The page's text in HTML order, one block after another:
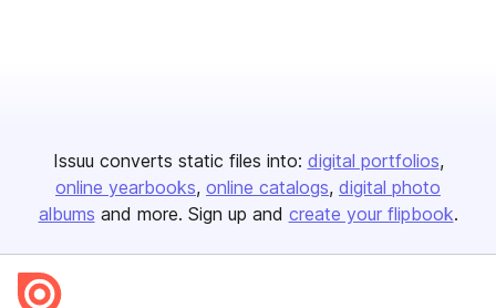
Issuu converts static files into: digital portfolios
online yearbooks online catalogs digital photo
albums and more. Sign up and create your flipbook.